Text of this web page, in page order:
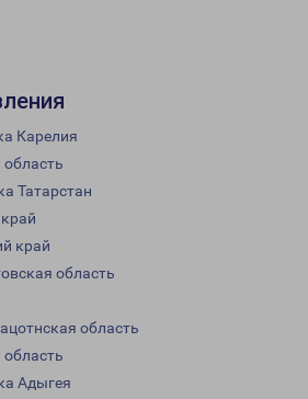
Карелия
Татарстан
край
область
область
Адыгея